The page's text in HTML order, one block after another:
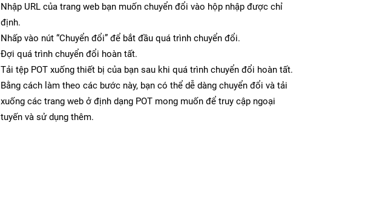
Nhập URL của trang web bạn muốn chuyển đổi vào hộp nhập được chỉ
định.
Nhấp vào nút “Chuyển đổi” để bắt đầu quá trình chuyển đổi.
Đợi quá trình chuyển đổi hoàn tất.
Tải tệp POT xuống thiết bị của bạn sau khi quá trình chuyển đổi hoàn tất.
Bằng cách làm theo các bước này, bạn có thể dễ dàng chuyển đổi và tải
xuống các trang web ở định dạng POT mong muốn để truy cập ngoại
tuyến và sử dụng thêm.